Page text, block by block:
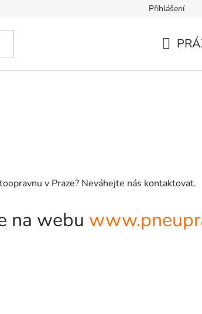
Přihlášení
v Praze? Neváhejte nás kontaktovat.
na webu